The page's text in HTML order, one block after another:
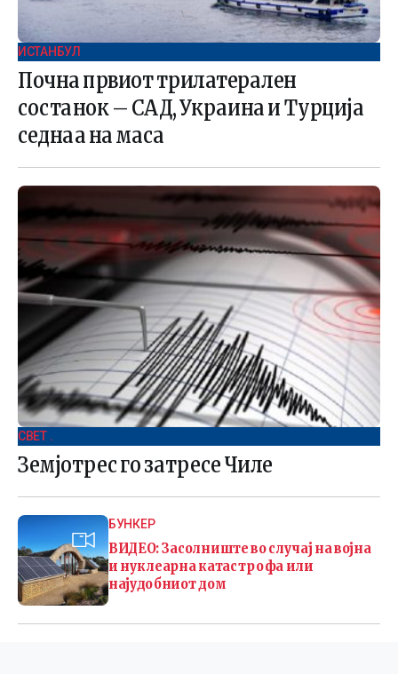
ИСТАНБУЛ
Почна првиот трилатерален
состанок – САД, Украина и Турција
седнаа на маса
СВЕТ .
Земјотрес го затресе Чиле
БУНКЕР
ВИДЕО: Засолниште во случај на војна
и нуклеарна катастрофа или
најудобниот дом